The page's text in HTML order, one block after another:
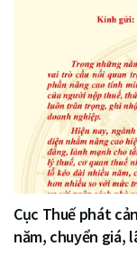
Cục Thuế phát
năm, chuyển giá,